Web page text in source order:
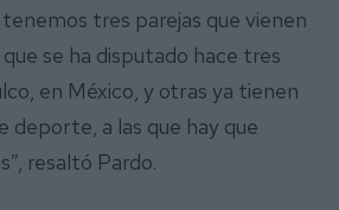
tenemos tres parejas que vienen
se ha disputado hace tres
en México, y otras ya tienen
deporte, a las que hay que
resaltó Pardo.